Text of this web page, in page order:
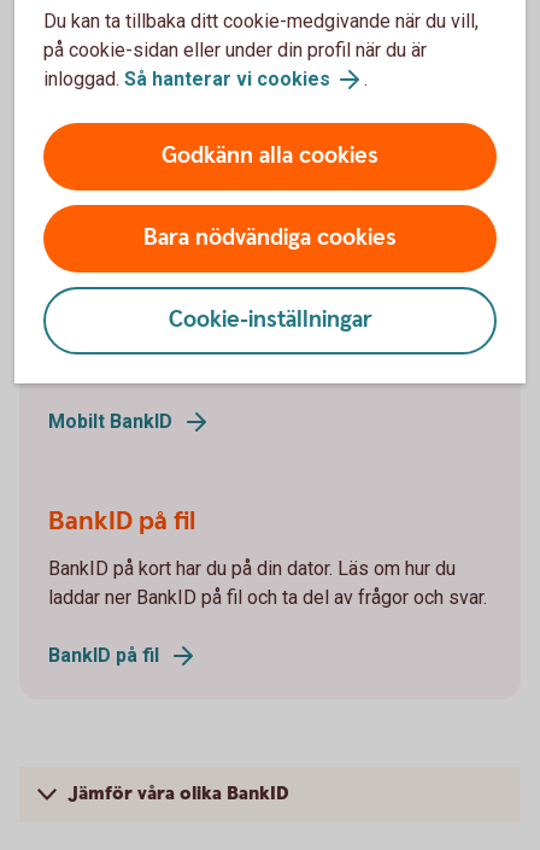
Mitt lösenord är låst. Hur låser jag upp det?
Vill du beställa ett BankID
online?
Mobilt BankID
Mobilt BankID har du på din mobil. Läs om hur du
Mobilt BankID
BankID på fil
BankID på kort har du på din dator. Läs om hur du
laddar ner BankID på fil och ta del av frågor och svar.
BankID på fil
Jämför våra olika BankID
Du kan ta tillbaka ditt cookie-medgivande när du vill,
på cookie-sidan eller under din profil när du är
inloggad. Så hanterar vi cookies .
Godkänn alla cookies
Bara nödvändiga cookies
Cookie-inställningar